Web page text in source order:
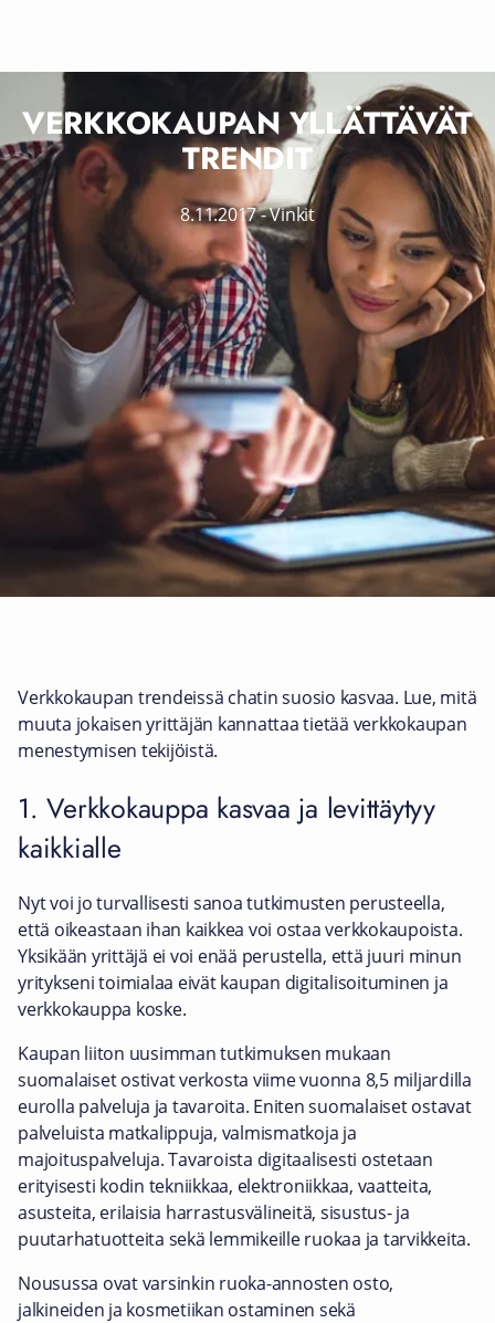
VERKKOKAUPAN YLLÄTTÄVÄT
TRENDIT
8.11.2017-Vinkit
Verkkokaupan trendeissä chatin suosio kasvaa. Lue, mitä
muuta jokaisen yrittäjän kannattaa tietää verkkokaupan
menestymisen tekijöistä.
1. Verkkokauppa kasvaa ja levittäytyy
kaikkialle
Nyt voi jo turvallisesti sanoa tutkimusten perusteella,
että oikeastaan ihan kaikkea voi ostaa verkkokaupoista.
Yksikään yrittäjä ei voi enää perustella, että juuri minun
yritykseni toimialaa eivät kaupan digitalisoituminen ja
verkkokauppa koske.
Kaupan liiton uusimman tutkimuksen mukaan
suomalaiset ostivat verkosta viime vuonna 8,5 miljardilla
eurolla palveluja ja tavaroita. Eniten suomalaiset ostavat
palveluista matkalippuja, valmismatkoja ja
majoituspalveluja. Tavaroista digitaalisesti ostetaan
erityisesti kodin tekniikkaa, elektroniikkaa, vaatteita,
asusteita, erilaisia harrastusvälineitä, sisustus- ja
puutarhatuotteita sekä lemmikeille ruokaa ja tarvikkeita.
Nousussa ovat varsinkin ruoka-annosten osto,
jalkineiden ja kosmetiikan ostaminen sekä